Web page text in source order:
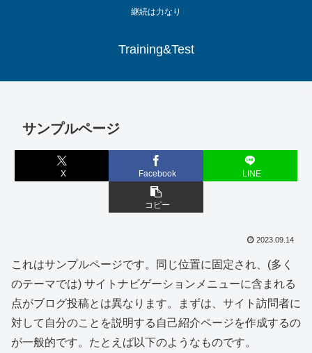
継続は力なり
Training&Test
サンプルページ
X Facebook LINE
コピー
2023.09.14
これはサンプルページです。同じ位置に固定され、(多く
のテーマでは) サイトナビゲーションメニューに含まれる
点がブログ投稿とは異なります。まずは、サイト訪問者に
対して自分のことを説明する自己紹介ページを作成するの
が一般的です。たとえば以下のようなものです。